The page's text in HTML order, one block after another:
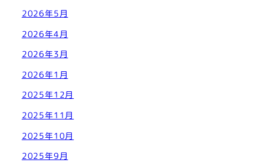
2026年5月
2026年4月
2026年3月
2026年1月
2025年12月
2025年11月
2025年10月
2025年9月